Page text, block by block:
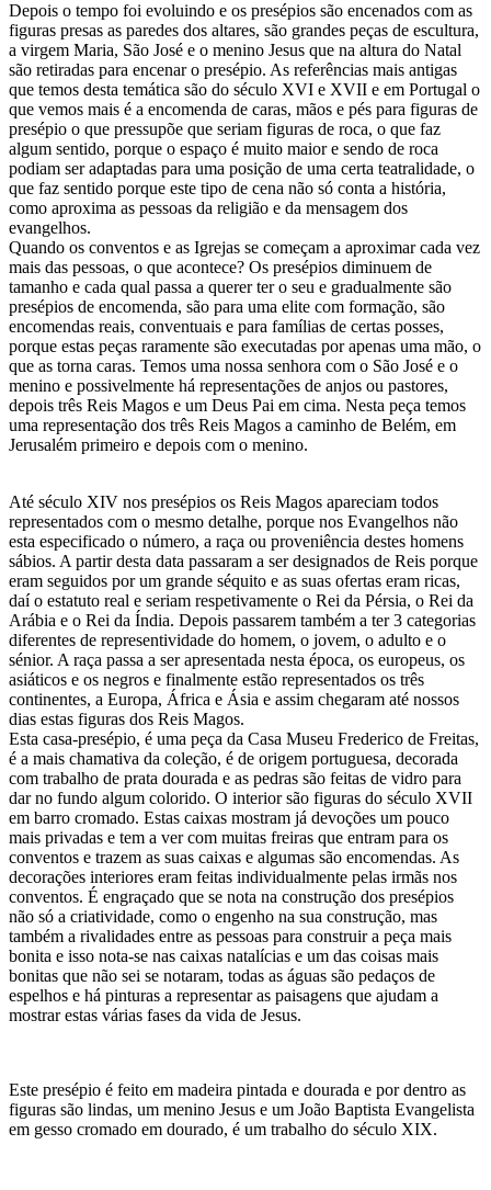
Depois o tempo foi evoluindo e os presépios são encenados com as
figuras presas as paredes dos altares, são grandes peças de escultura,
a virgem Maria, São José e o menino Jesus que na altura do Natal
são retiradas para encenar o presépio. As referências mais antigas
que temos desta temática são do século XVI e XVII e em Portugal o
que vemos mais é a encomenda de caras, mãos e pés para figuras de
presépio o que pressupõe que seriam figuras de roca, o que faz
algum sentido, porque o espaço é muito maior e sendo de roca
podiam ser adaptadas para uma posição de uma certa teatralidade, o
que faz sentido porque este tipo de cena não só conta a história,
como aproxima as pessoas da religião e da mensagem dos
evangelhos.
Quando os conventos e as Igrejas se começam a aproximar cada vez
mais das pessoas, o que acontece? Os presépios diminuem de
tamanho e cada qual passa a querer ter o seu e gradualmente são
presépios de encomenda, são para uma elite com formação, são
encomendas reais, conventuais e para famílias de certas posses,
porque estas peças raramente são executadas por apenas uma mão, o
que as torna caras. Temos uma nossa senhora com o São José e o
menino e possivelmente há representações de anjos ou pastores,
depois três Reis Magos e um Deus Pai em cima. Nesta peça temos
uma representação dos três Reis Magos a caminho de Belém, em
Jerusalém primeiro e depois com o menino.
Até século XIV nos presépios os Reis Magos apareciam todos
representados com o mesmo detalhe, porque nos Evangelhos não
esta especificado o número, a raça ou proveniência destes homens
sábios. A partir desta data passaram a ser designados de Reis porque
eram seguidos por um grande séquito e as suas ofertas eram ricas,
daí o estatuto real e seriam respetivamente o Rei da Pérsia, o Rei da
Arábia e o Rei da Índia. Depois passarem também a ter 3 categorias
diferentes de representividade do homem, o jovem, o adulto e o
sénior. A raça passa a ser apresentada nesta época, os europeus, os
asiáticos e os negros e finalmente estão representados os três
continentes, a Europa, África e Ásia e assim chegaram até nossos
dias estas figuras dos Reis Magos.
Esta casa-presépio, é uma peça da Casa Museu Frederico de Freitas,
é a mais chamativa da coleção, é de origem portuguesa, decorada
com trabalho de prata dourada e as pedras são feitas de vidro para
dar no fundo algum colorido. O interior são figuras do século XVII
em barro cromado. Estas caixas mostram já devoções um pouco
mais privadas e tem a ver com muitas freiras que entram para os
conventos e trazem as suas caixas e algumas são encomendas. As
decorações interiores eram feitas individualmente pelas irmãs nos
conventos. É engraçado que se nota na construção dos presépios
não só a criatividade, como o engenho na sua construção, mas
também a rivalidades entre as pessoas para construir a peça mais
bonita e isso nota-se nas caixas natalícias e um das coisas mais
bonitas que não sei se notaram, todas as águas são pedaços de
espelhos e há pinturas a representar as paisagens que ajudam a
mostrar estas várias fases da vida de Jesus.
Este presépio é feito em madeira pintada e dourada e por dentro as
figuras são lindas, um menino Jesus e um João Baptista Evangelista
em gesso cromado em dourado, é um trabalho do século XIX.